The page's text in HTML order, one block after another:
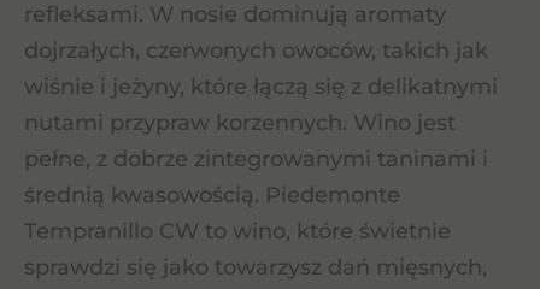
refleksami. W nosie dominują aromaty
dojrzałych, czerwonych owoców, takich jak
wiśnie i jeżyny, które łączą się z delikatnymi
nutami przypraw korzennych. Wino jest
pełne, z dobrze zintegrowanymi taninami i
średnią kwasowością. Piedemonte
Tempranillo CW to wino, które świetnie
sprawdzi się jako towarzysz dań mięsnych,